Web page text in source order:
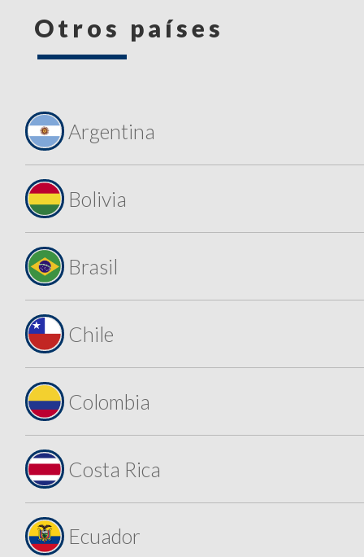
Otros países
Argentina
Bolivia
Brasil
Chile
Colombia
Costa Rica
Ecuador